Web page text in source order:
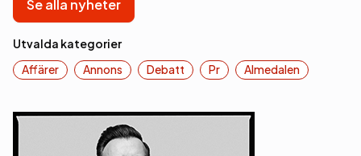
Se alla nyheter
Utvalda kategorier
Affärer
Annons Debatt Pr Almedalen